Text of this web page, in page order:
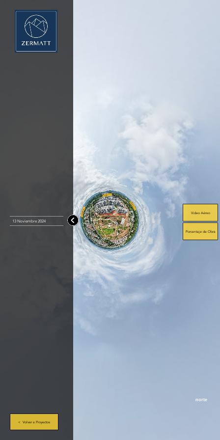
13 Noviembre 2024
< Volver a Proyectos
norte
Porcentaje de Obra
Video Aéreo